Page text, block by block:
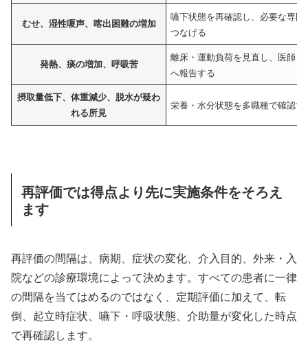
むせ、湿性嗄声、喀出困難の増加
嚥下状態を再確認し、必要な専門
つなげる
発熱、痰の増加、呼吸苦
離床・運動負荷を見直し、医師・
へ報告する
摂取量低下、体重減少、脱水が疑わ
れる所見
栄養・水分状態を多職種で確認す
再評価では得点より先に実施条件をそろえ
ます
再評価の間隔は、病期、症状の変化、介入目的、外来・入
院などの診療環境によって決めます。すべての患者に一律
の間隔を当てはめるのではなく、定期評価に加えて、転
倒、起立時症状、嚥下・呼吸状態、介助量が変化した時点
で再確認します。